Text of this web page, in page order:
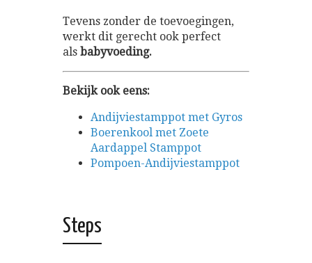
Tevens zonder de toevoegingen,
werkt dit gerecht ook perfect
als babyvoeding.
Bekijk ook eens:
Andijviestamppot met Gyros
Boerenkool met Zoete
Aardappel Stamppot
Pompoen-Andijviestamppot
Steps